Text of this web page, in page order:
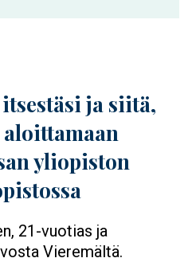
ja siitä,
yliopiston
21-vuotias ja
Vieremältä.